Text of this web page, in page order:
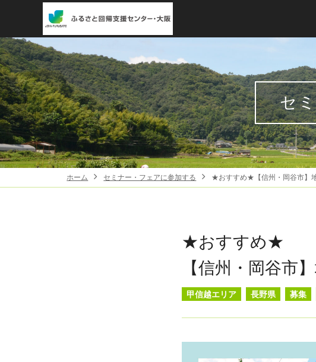
セ
ホーム セミナー・フェアに参加する ★おすすめ★【信州・岡谷市】
★おすすめ★
【信州・岡谷市
甲信越エリア 長野県 募集